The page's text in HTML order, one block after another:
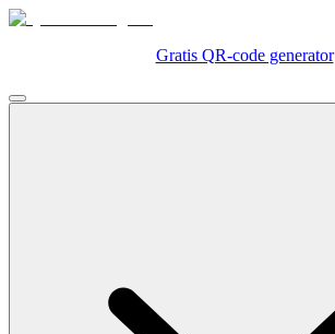
Gratis QR-code generator